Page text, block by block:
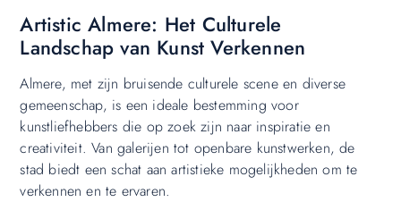
Artistic Almere: Het Culturele
Landschap van Kunst Verkennen
Almere, met zijn bruisende culturele scene en diverse
gemeenschap, is een ideale bestemming voor
kunstliefhebbers die op zoek zijn naar inspiratie en
creativiteit. Van galerijen tot openbare kunstwerken, de
stad biedt een schat aan artistieke mogelijkheden om te
verkennen en te ervaren.